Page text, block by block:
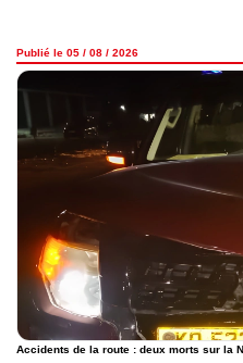
Publié le 05 / 08 / 2026
Accidents de la route : deux morts sur la